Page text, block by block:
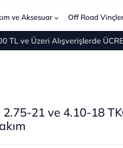
ve Aksesuar Off Road
Alışverişlerde ÜCRETSİZ
21 ve 4.10-18